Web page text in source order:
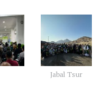
Jabal Tsur